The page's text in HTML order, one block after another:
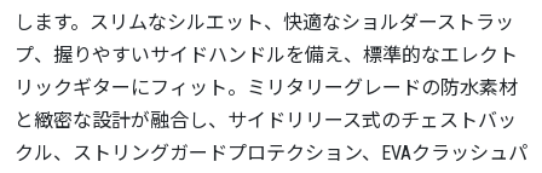
します。スリムなシルエット、快適なショルダーストラッ
プ、握りやすいサイドハンドルを備え、標準的なエレクト
リックギターにフィット。ミリタリーグレードの防水素材
と緻密な設計が融合し、サイドリリース式のチェストバッ
クル、ストリングガードプロテクション、EVAクラッシュパ